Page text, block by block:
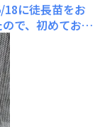
18に徒長苗をお
で、初めてお花
ないようにまた
談会で聞いた
fff19